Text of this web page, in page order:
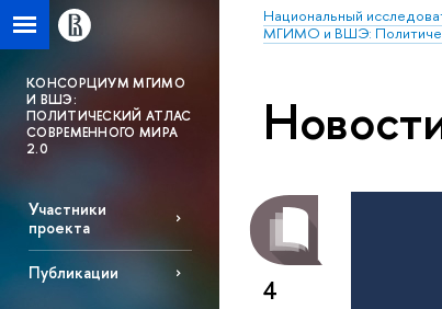
Национальный
МГИМО и ВШЭ:
КОНСОРЦИУМ МГИМО
И ВШЭ:
ПОЛИТИЧЕСКИЙ АТЛАС
СОВРЕМЕННОГО МИРА
2.0
Участники
проекта
Публикации
4